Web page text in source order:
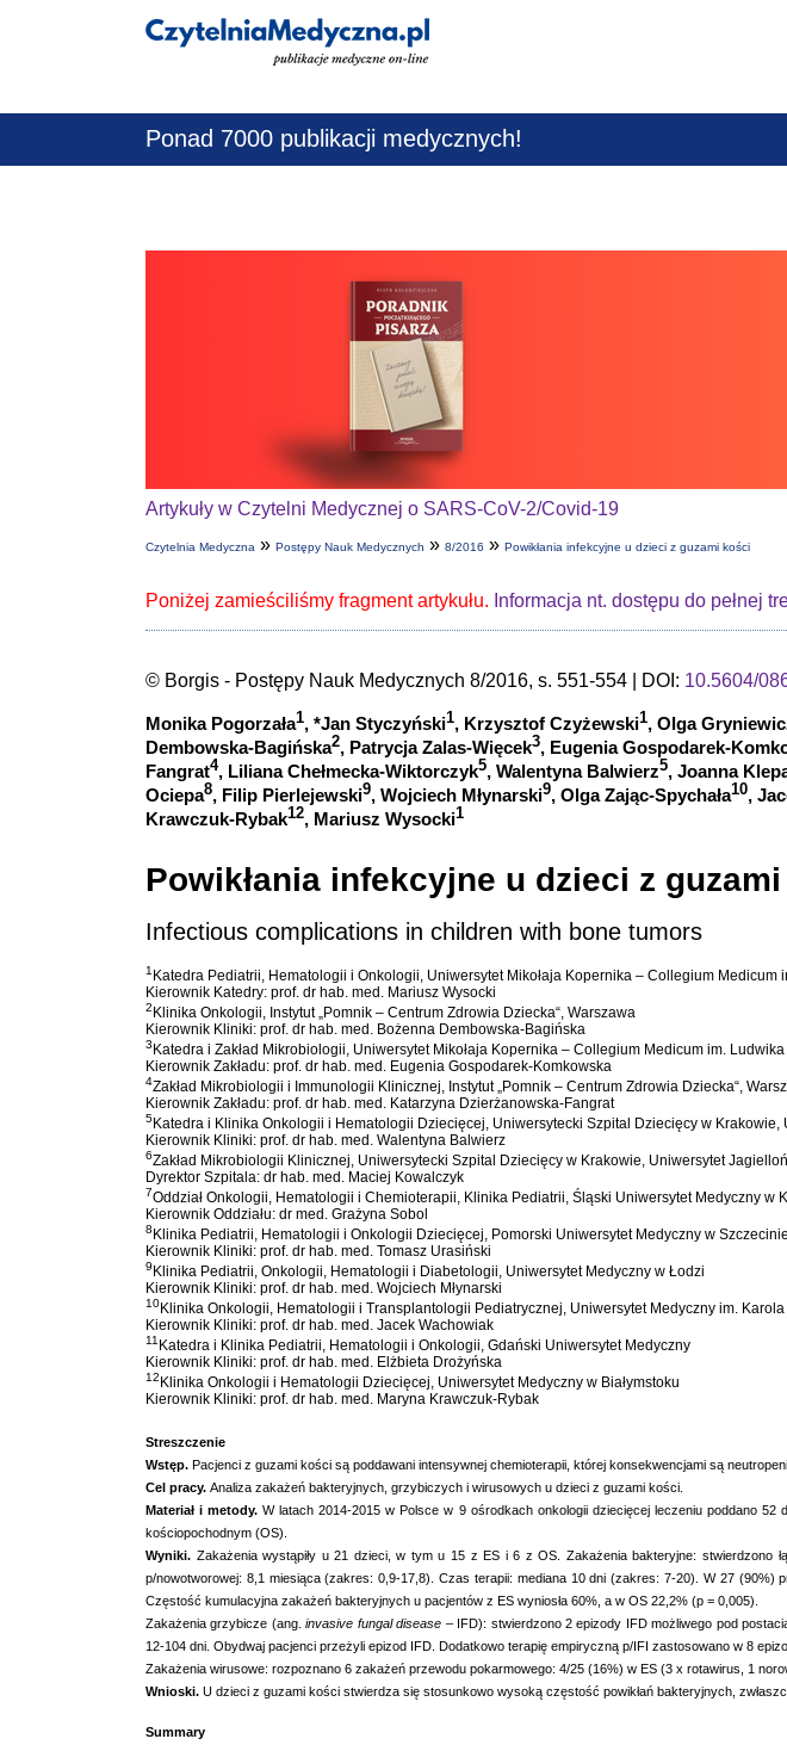
Jestem lekarzem, farmaceutą lub osobą
Ponad 7000 publikacji medycznych!
Artykuły w Czytelni Medycznej o SARS-CoV-2/Covid-19
Czytelnia Medyczna » Postępy Nauk Medycznych » 8/2016 » Powikłania infekcyjne u dzieci z guzami kości
Poniżej zamieściliśmy fragment artykułu. Informacja nt. dostępu do pełnej
© Borgis - Postępy Nauk Medycznych 8/2016, s. 551-554 | DOI: 10.5604/
Monika Pogorzała1, *Jan Styczyński1, Krzysztof Czyżewski1, Olga
Dembowska-Bagińska2, Patrycja Zalas-Więcek3, Eugenia Gospodarek-
Fangrat4, Liliana Chełmecka-Wiktorczyk5, Walentyna Balwierz5, Joanna
Ociepa8, Filip Pierlejewski9, Wojciech Młynarski9, Olga Zając-Spychała10,
Krawczuk-Rybak12, Mariusz Wysocki1
Powikłania infekcyjne u dzieci z
Infectious complications in children with bone tumors
1 Katedra Pediatrii, Hematologii i Onkologii, Uniwersytet Mikołaja Kopernika – Collegium Medicum
Kierownik Katedry: prof. dr hab. med. Mariusz Wysocki
2 Klinika Onkologii, Instytut „Pomnik – Centrum Zdrowia Dziecka“, Warszawa
Kierownik Kliniki: prof. dr hab. med. Bożenna Dembowska-Bagińska
3 Katedra i Zakład Mikrobiologii, Uniwersytet Mikołaja Kopernika – Collegium Medicum im.
Kierownik Zakładu: prof. dr hab. med. Eugenia Gospodarek-Komkowska
4Zakład Mikrobiologii i Immunologii Klinicznej, Instytut „Pomnik – Centrum Zdrowia Dziecka“,
Kierownik Zakładu: prof. dr hab. med. Katarzyna Dzierżanowska-Fangrat
5Katedra i Klinika Onkologii i Hematologii Dziecięcej, Uniwersytecki Szpital Dziecięcy w
Kierownik Kliniki: prof. dr hab. med. Walentyna Balwierz
6Zakład Mikrobiologii Klinicznej, Uniwersytecki Szpital Dziecięcy w Krakowie, Uniwersytet
Dyrektor Szpitala: dr hab. med. Maciej Kowalczyk
7Oddział Onkologii, Hematologii i Chemioterapii, Klinika Pediatrii, Śląski Uniwersytet Medyczny w
Kierownik Oddziału: dr med. Grażyna Sobol
8 Klinika Pediatrii, Hematologii i Onkologii Dziecięcej, Pomorski Uniwersytet Medyczny w Szczecinie
Kierownik Kliniki: prof. dr hab. med. Tomasz Urasiński
9 Klinika Pediatrii, Onkologii, Hematologii i Diabetologii, Uniwersytet Medyczny w Łodzi
Kierownik Kliniki: prof. dr hab. med. Wojciech Młynarski
10Klinika Onkologii, Hematologii i Transplantologii Pediatrycznej, Uniwersytet Medyczny im.
Kierownik Kliniki: prof. dr hab. med. Jacek Wachowiak
11 Katedra i Klinika Pediatrii, Hematologii i Onkologii, Gdański Uniwersytet Medyczny
Kierownik Kliniki: prof. dr hab. med. Elżbieta Drożyńska
12 Klinika Onkologii i Hematologii Dziecięcej, Uniwersytet Medyczny w Białymstoku
Kierownik Kliniki: prof. dr hab. med. Maryna Krawczuk-Rybak
Streszczenie
Wstęp. Pacjenci z guzami kości są poddawani intensywnej chemioterapii, której konsekwencjami są
Cel pracy. Analiza zakażeń bakteryjnych, grzybiczych i wirusowych u dzieci z guzami kości.
Materiał i metody. W latach 2014-2015 w Polsce w 9 ośrodkach onkologii dziecięcej leczeniu poddano
kościopochodnym (OS).
Wyniki. Zakażenia wystąpiły u 21 dzieci, w tym u 15 z ES i 6 z OS. Zakażenia bakteryjne:
p/nowotworowej: 8,1 miesiąca (zakres: 0,9-17,8). Czas terapii: mediana 10 dni (zakres: 7-20). W 27
Częstość kumulacyjna zakażeń bakteryjnych u pacjentów z ES wyniosła 60%, a w OS 22,2% (p = 0,005).
Zakażenia grzybicze (ang.invasive fungal disease – IFD): stwierdzono 2 epizody IFD możliwego pod
12-104 dni. Obydwaj pacjenci przeżyli epizod IFD. Dodatkowo terapię empiryczną p/IFI zastosowano w 8
Zakażenia wirusowe: rozpoznano 6 zakażeń przewodu pokarmowego: 4/25 (16%) w ES (3 x rotawirus, 1
Wnioski. U dzieci z guzami kości stwierdza się stosunkowo wysoką częstość powikłań bakteryjnych,
Summary